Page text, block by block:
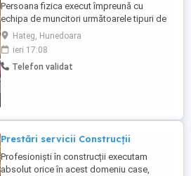
Persoana fizica execut împreună cu
echipa de muncitori următoarele tipuri de
lucrări cu preponderenta în zona
Hunedoara,Caras,Timiș,Alba-
structuri(cofraje,armături,turnare
beton),termosistem fațade, finisaje
Hateg, Hunedoara
ieri 17:08
Telefon validat
Prestări servicii Construcții
Profesioniști în construcții executam
absolut orice în acest domeniu case,